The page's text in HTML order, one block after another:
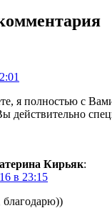
я полностью с
действительно
Кирьяк:
в 23:15